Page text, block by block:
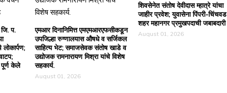
प.
लोकार्पण;
केले
एमआर दिनानिमित्त एमएमआरएफसीकडून
उपजिल्हा रुग्णालयास औषधे व सर्जिकल
साहित्य भेट; समाजसेवक संतोष खाडे व
उद्योजक रामनारायण मिश्रा यांचे विशेष
सहकार्य.
August 01, 2026
शिवसेनेत संतोष देवीदास म्हात्रे यांचा
जाहीर प्रवेश; युवासेना पिंपरी-चिंचवड
शहर महानगर प्रमुखपदाची जबाबदारी
August 01, 2026